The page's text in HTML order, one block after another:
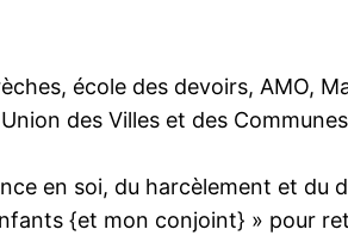
école des devoirs, AMO,
des Villes et des
en soi, du harcèlement et du
{et mon conjoint} » pour